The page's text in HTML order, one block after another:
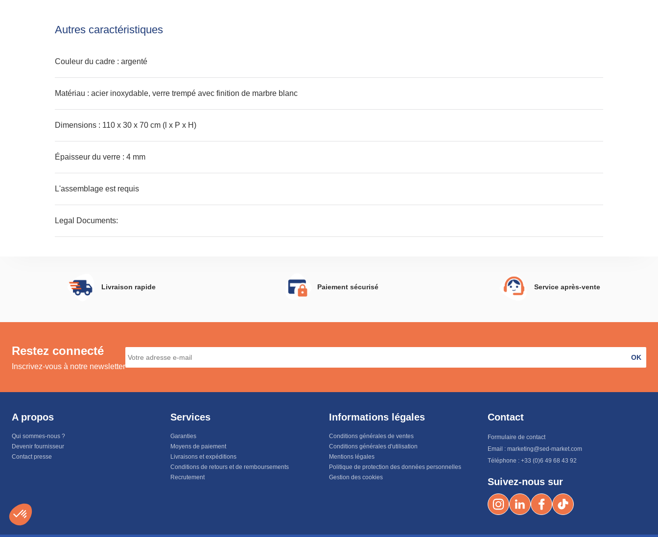
Autres caractéristiques
Couleur du cadre : argenté
Matériau : acier inoxydable, verre trempé avec finition de marbre blanc
Dimensions : 110 x 30 x 70 cm (l x P x H)
Épaisseur du verre : 4 mm
L'assemblage est requis
Legal Documents:
Livraison rapide Paiement sécurisé Service après-vente
Restez connecté
Inscrivez-vous à notre newsletter
OK
A propos
Qui sommes-nous ?
Devenir fournisseur
Contact presse
Services
Garanties
Moyens de paiement
Livraisons et expéditions
Conditions de retours et de remboursements
Recrutement
Informations légales
Conditions générales de ventes
Conditions générales d'utilisation
Mentions légales
Politique de protection des données personnelles
Gestion des cookies
Contact
Formulaire de contact
Email : marketing@sed-market.com
Téléphone : +33 (0)6 49 68 43 92
Suivez-nous sur